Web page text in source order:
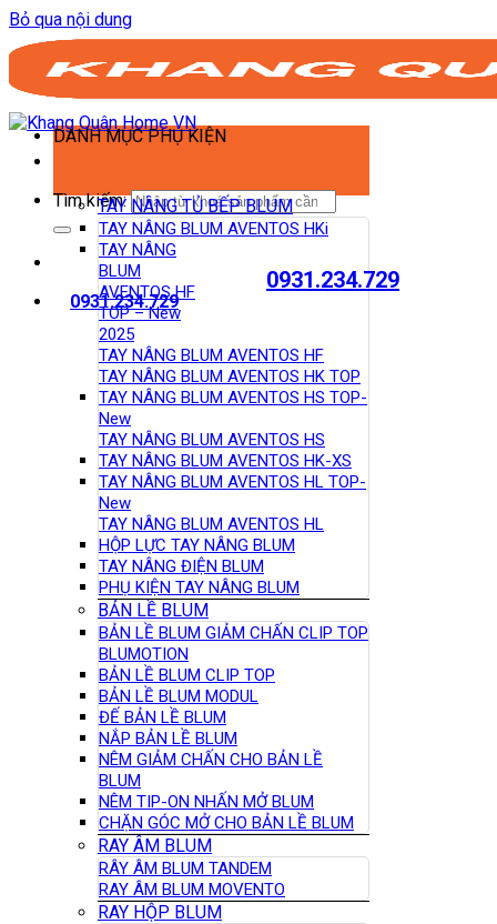
Bỏ qua nội dung
Tìm kiếm:
0931.234.729
0931.234.729
DANH MỤC PHỤ KIỆN
TAY NÂNG TỦ BẾP BLUM
TAY NÂNG BLUM AVENTOS HKi
TAY NÂNG
BLUM
AVENTOS HF
TOP – New
2025
TAY NÂNG BLUM AVENTOS HF
TAY NÂNG BLUM AVENTOS HK TOP
TAY NÂNG BLUM AVENTOS HS TOP-
New
TAY NÂNG BLUM AVENTOS HS
TAY NÂNG BLUM AVENTOS HK-XS
TAY NÂNG BLUM AVENTOS HL TOP-
New
TAY NÂNG BLUM AVENTOS HL
HỘP LỰC TAY NÂNG BLUM
TAY NÂNG ĐIỆN BLUM
PHỤ KIỆN TAY NÂNG BLUM
BẢN LỀ BLUM
BẢN LỀ BLUM GIẢM CHẤN CLIP TOP
BLUMOTION
BẢN LỀ BLUM CLIP TOP
BẢN LỀ BLUM MODUL
ĐẾ BẢN LỀ BLUM
NẮP BẢN LỀ BLUM
NÊM GIẢM CHẤN CHO BẢN LỀ
BLUM
NÊM TIP-ON NHẤN MỞ BLUM
CHẶN GÓC MỞ CHO BẢN LỀ BLUM
RAY ÂM BLUM
RÂY ÂM BLUM TANDEM
RAY ÂM BLUM MOVENTO
RAY HỘP BLUM